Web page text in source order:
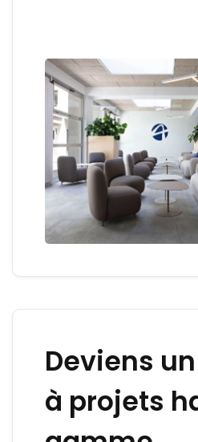
Deviens un
à projets